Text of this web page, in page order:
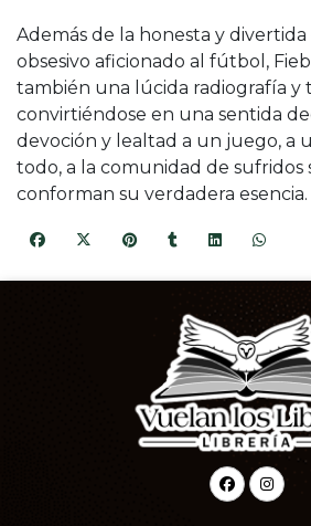
Además de la honesta y
obsesivo aficionado al fútbol,
también una lúcida radiografía y
convirtiéndose en una sentida
devoción y lealtad a un juego, a
todo, a la comunidad de sufridos
conforman su verdadera esencia.